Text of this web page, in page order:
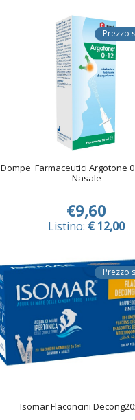
Prezzo
Dompe' Farmaceutici Argotone
Nasale
€9,60
Listino: € 12,00
Prezzo
Isomar Flaconcini